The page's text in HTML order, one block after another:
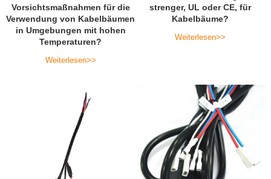
Vorsichtsmaßnahmen für die
Verwendung von Kabelbäumen
in Umgebungen mit hohen
Temperaturen?
Weiterlesen>>
strenger, UL oder CE, für
Kabelbäume?
Weiterlesen>>